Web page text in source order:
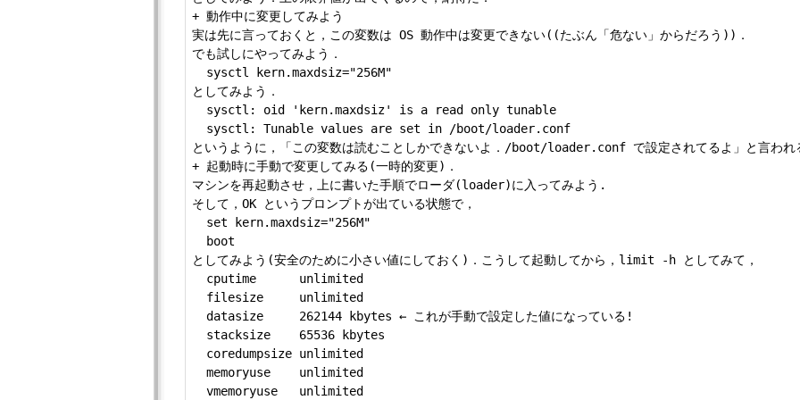
+ 動作中に変更してみよう
実は先に言っておくと，この変数は OS 動作中は変更できない((たぶん「危ない」からだろう))．
でも試しにやってみよう．
  sysctl kern.maxdsiz="256M"
としてみよう．
  sysctl: oid 'kern.maxdsiz' is a read only tunable
  sysctl: Tunable values are set in /boot/loader.conf
というように，「この変数は読むことしかできないよ．/boot/loader.conf で設定されてるよ」と言われ
+ 起動時に手動で変更してみる(一時的変更)．
マシンを再起動させ，上に書いた手順でローダ(loader)に入ってみよう.
そして，OK というプロンプトが出ている状態で，
  set kern.maxdsiz="256M"
  boot
としてみよう(安全のために小さい値にしておく)．こうして起動してから，limit -h としてみて，
  cputime      unlimited
  filesize     unlimited
  datasize     262144 kbytes ← これが手動で設定した値になっている!
  stacksize    65536 kbytes
  coredumpsize unlimited
  memoryuse    unlimited
  vmemoryuse   unlimited